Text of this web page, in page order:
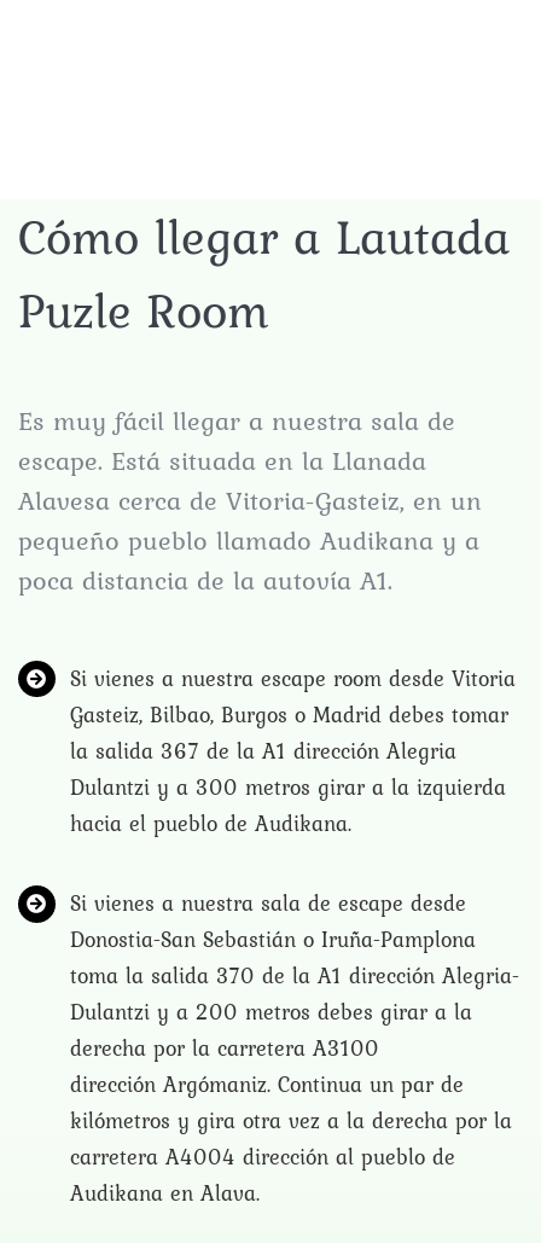
Cómo llegar a Lautada
Puzle Room
Es muy fácil llegar a nuestra​ sala de
escape​​. Está situada en la Llanada
Alavesa​ ​​cerca de ​Vitoria-Gasteiz, ​​en un
pequeño pueblo llamado Audikana y a
poca distancia de la autovía A1.
Si vienes a nuestra ​escape room​​ desde Vitoria
Gasteiz, Bilbao, Burgos o Madrid debes tomar
la salida 367 de la A1 dirección Alegria
Dulantzi y a 300 metros girar a la izquierda
hacia el pueblo de Audikana.
Si vienes a nuestra ​sala de escape​​ desde​ ​​
Donostia-San Sebastián o Iruña-Pamplona​ ​​
toma la salida 370 de la A1 dirección Alegria-
Dulantzi y a 200 metros debes girar a la
derecha por la carretera A3100
dirección Argómaniz. Continua un par de
kilómetros y gira otra vez a la derecha por la
carretera A4004 dirección al pueblo de
Audikana en ​Alava​​.